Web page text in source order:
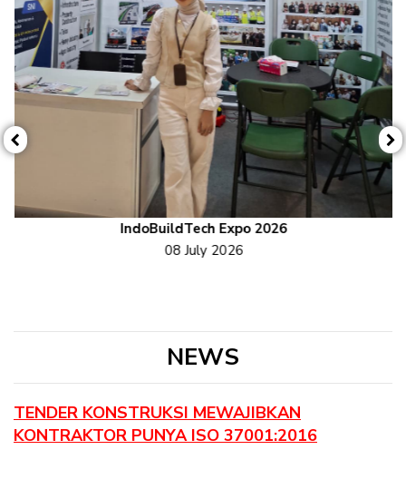
IndoBuildTech Expo 2026
08 July 2026
Previous
NEWS
TENDER KONSTRUKSI MEWAJIBKAN
KONTRAKTOR PUNYA ISO 37001:2016